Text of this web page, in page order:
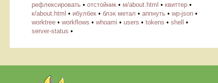
рефлексировать • отстойник • м/about.html • квиттер •
к/about.html • ибулбек • блэк метал • аппнуть • wp-json •
worktree • workflows • whoami • users • tokens • shell
•
server-status •